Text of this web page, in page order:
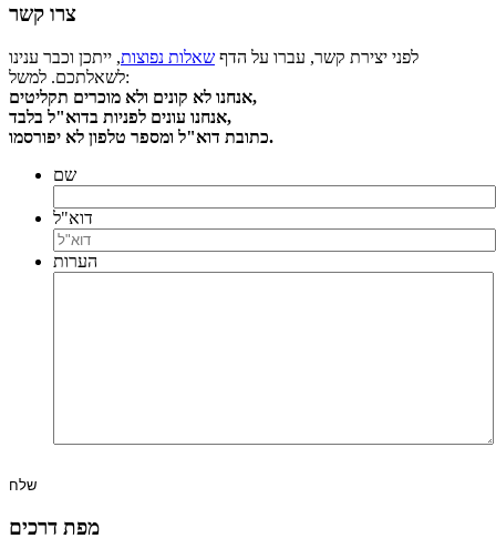
צרו קשר
לפני יצירת קשר, עברו על הדף שאלות נפוצות, ייתכן וכבר ענינו
לשאלתכם. למשל:
אנחנו לא קונים ולא מוכרים תקליטים,
אנחנו עונים לפניות בדוא"ל בלבד,
כתובת דוא"ל ומספר טלפון לא יפורסמו.
שם
דוא"ל
הערות
מפת דרכים